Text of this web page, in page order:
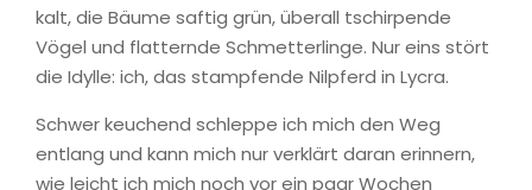
kalt, die Bäume saftig grün, überall tschirpende
Vögel und flatternde Schmetterlinge. Nur eins stört
die Idylle: ich, das stampfende Nilpferd in Lycra.
Schwer keuchend schleppe ich mich den Weg
entlang und kann mich nur verklärt daran erinnern,
wie leicht ich mich noch vor ein paar Wochen